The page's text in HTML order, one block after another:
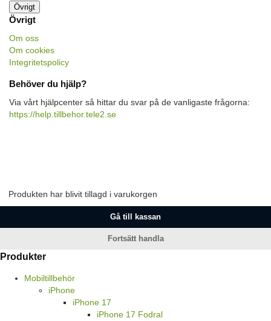
Övrigt
Övrigt
Om oss
Om cookies
Integritetspolicy
Behöver du hjälp?
Via vårt hjälpcenter så hittar du svar på de vanligaste frågorna:
https://help.tillbehor.tele2.se
Produkten har blivit tillagd i varukorgen
Gå till kassan
Fortsätt handla
Produkter
Mobiltillbehör
iPhone
iPhone 17
iPhone 17 Fodral